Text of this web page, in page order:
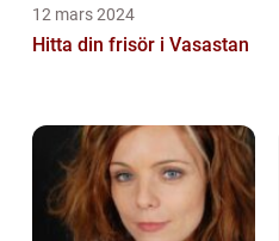
12 mars 2024
Hitta din frisör i Vasastan